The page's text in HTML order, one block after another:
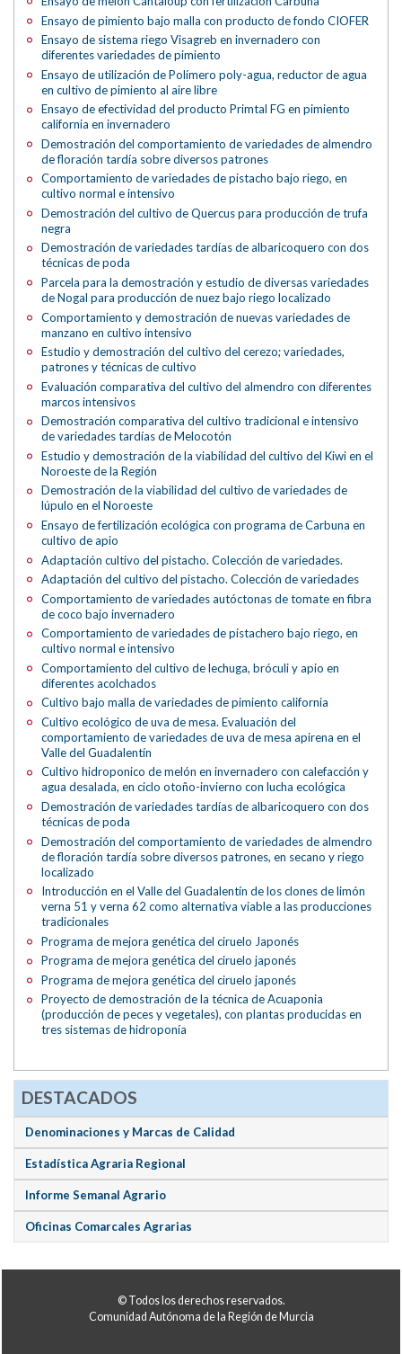
Ensayo de pimiento bajo malla con producto de fondo CIOFER
Ensayo de sistema riego Visagreb en invernadero con
diferentes variedades de pimiento
Ensayo de utilización de Polímero poly-agua, reductor de agua
en cultivo de pimiento al aire libre
Ensayo de efectividad del producto Primtal FG en pimiento
california en invernadero
Demostración del comportamiento de variedades de almendro
de floración tardía sobre diversos patrones
Comportamiento de variedades de pistacho bajo riego, en
cultivo normal e intensivo
Demostración del cultivo de Quercus para producción de trufa
negra
Demostración de variedades tardías de albaricoquero con dos
técnicas de poda
Parcela para la demostración y estudio de diversas variedades
de Nogal para producción de nuez bajo riego localizado
Comportamiento y demostración de nuevas variedades de
manzano en cultivo intensivo
Estudio y demostración del cultivo del cerezo; variedades,
patrones y técnicas de cultivo
Evaluación comparativa del cultivo del almendro con diferentes
marcos intensivos
Demostración comparativa del cultivo tradicional e intensivo
de variedades tardías de Melocotón
Estudio y demostración de la viabilidad del cultivo del Kiwi en el
Noroeste de la Región
Demostración de la viabilidad del cultivo de variedades de
lúpulo en el Noroeste
Ensayo de fertilización ecológica con programa de Carbuna en
cultivo de apio
Adaptación cultivo del pistacho. Colección de variedades.
Adaptación del cultivo del pistacho. Colección de variedades
Comportamiento de variedades autóctonas de tomate en fibra
de coco bajo invernadero
Comportamiento de variedades de pistachero bajo riego, en
cultivo normal e intensivo
Comportamiento del cultivo de lechuga, bróculi y apio en
diferentes acolchados
Cultivo bajo malla de variedades de pimiento california
Cultivo ecológico de uva de mesa. Evaluación del
comportamiento de variedades de uva de mesa apirena en el
Valle del Guadalentín
Cultivo hidroponico de melón en invernadero con calefacción y
agua desalada, en ciclo otoño-invierno con lucha ecológica
Demostración de variedades tardías de albaricoquero con dos
técnicas de poda
Demostración del comportamiento de variedades de almendro
de floración tardía sobre diversos patrones, en secano y riego
localizado
Introducción en el Valle del Guadalentín de los clones de limón
verna 51 y verna 62 como alternativa viable a las producciones
tradicionales
Programa de mejora genética del ciruelo Japonés
Programa de mejora genética del ciruelo japonés
Programa de mejora genética del ciruelo japonés
Proyecto de demostración de la técnica de Acuaponia
(producción de peces y vegetales), con plantas producidas en
tres sistemas de hidroponía
DESTACADOS
Denominaciones y Marcas de Calidad
Estadística Agraria Regional
Informe Semanal Agrario
Oficinas Comarcales Agrarias
© Todos los derechos reservados.
Comunidad Autónoma de la Región de Murcia